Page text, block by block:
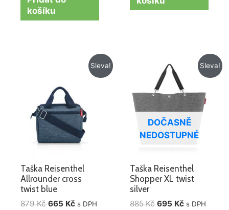
košíku
Sleva!
Taška Reisenthel
Allrounder cross
twist blue
879Kč
879 Kč.
665 Kč
Aktuální
cena
s DPH
Sleva!
DOČASNĚ
NEDOSTUPNÉ
Taška Reisenthel
Shopper XL twist
silver
885Kč
Původní
cena
byla:
885 Kč.
695 Kč
Aktuální
cena
695 Kč.
s DPH